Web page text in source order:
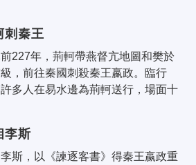
刺秦王
227年，荊軻帶燕督亢地圖和樊於
，前往秦國刺殺秦王嬴政。臨行
多人在易水邊為荊軻送行，場面十
李斯
斯，以《諫逐客書》得秦王嬴政重